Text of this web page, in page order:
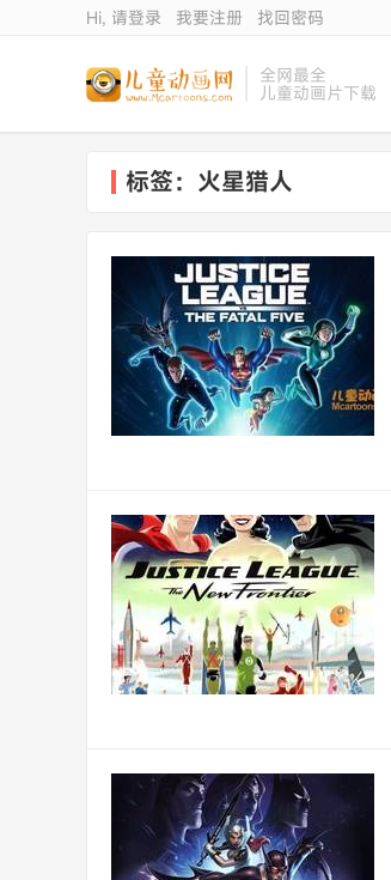
Hi, 请登录 我要注册 找回密码
全网最全
儿童动画片下载
标签：火星猎人